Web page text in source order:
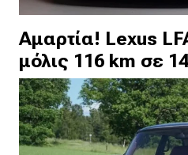
Αμαρτία! Lexus
μόλις 116 km σε